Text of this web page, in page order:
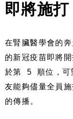
即將施打
在腎臟醫學會的
的新冠疫苗即將
於第 5 順位，可
友能夠儘量全員
的傳播。